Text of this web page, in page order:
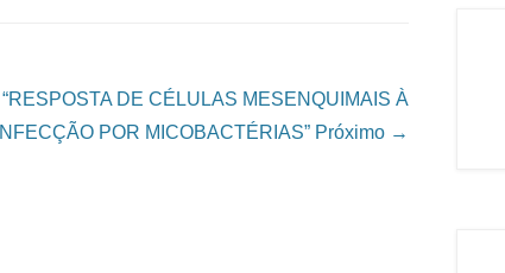
“RESPOSTA DE CÉLULAS MESENQUIMAIS À
INFECÇÃO POR MICOBACTÉRIAS” Próximo →